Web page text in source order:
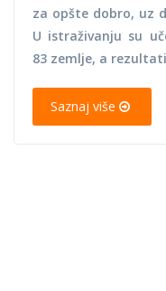
za opšte dobro, uz
U istraživanju su
83 zemlje, a
Saznaj više